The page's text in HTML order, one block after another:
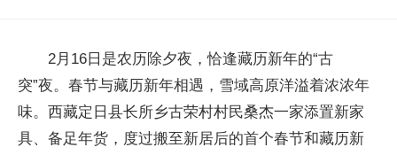
2月16日是农历除夕夜，恰逢藏历新年的“古
突”夜。春节与藏历新年相遇，雪域高原洋溢着浓浓年
味。西藏定日县长所乡古荣村村民桑杰一家添置新家
具、备足年货，度过搬至新居后的首个春节和藏历新